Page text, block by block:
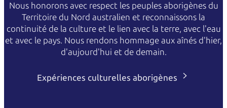
Nous honorons avec respect les peuples aborigènes du
Territoire du Nord australien et reconnaissons la
continuité de la culture et le lien avec la terre, avec l'eau
et avec le pays. Nous rendons hommage aux aînés d'hier,
d'aujourd'hui et de demain.
Expériences culturelles aborigènes